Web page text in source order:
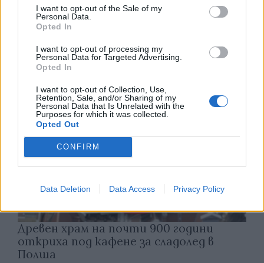
I want to opt-out of the Sale of my
Personal Data.
Opted In
I want to opt-out of processing my
Personal Data for Targeted Advertising.
Opted In
I want to opt-out of Collection, Use,
Retention, Sale, and/or Sharing of my
Personal Data that Is Unrelated with the
Purposes for which it was collected.
Opted Out
CONFIRM
Data Deletion Data Access Privacy Policy
Русия започна да внася петролни
продукти от Южна Корея.
07.08.2026 / 17:05
Древен храм на почти 900 години
откриха под кафене за сладолед в
Полша